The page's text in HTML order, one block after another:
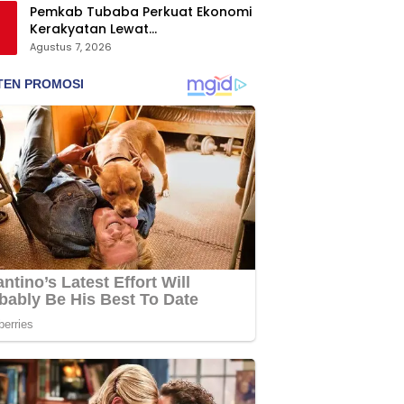
Pemkab Tubaba Perkuat Ekonomi
Kerakyatan Lewat
Pengembangan Peternakan dan
Agustus 7, 2026